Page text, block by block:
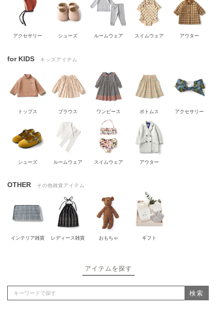
アクセサリー シューズ ルームウェア スイムウェア アウター
for KIDS キッズアイテム
トップス ブラウス ワンピース ボトムス アクセサリー
シューズ ルームウェア スイムウェア アウター
OTHER その他雑貨アイテム
インテリア雑貨 レディース雑貨 おもちゃ ギフト
アイテムを探す
検索